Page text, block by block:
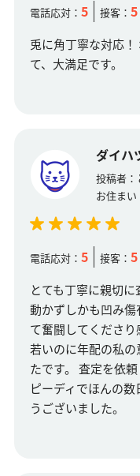
電話応対： 5 接客： 5
兎に角丁寧な対応！
て、大満足です。
ダイハ
投稿者：
お住まい
電話応対： 5 接客： 5
とても丁寧に親切
動かずしかも凹み
て奮闘してくださ
若いのに年配の私
たです。 査定を依
ピーディでほんの
うございました。